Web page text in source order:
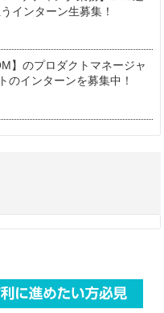
インターン生募集！
】のプロダクトマネージャ
のインターンを募集中！